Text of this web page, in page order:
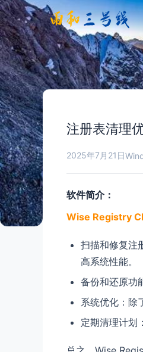
注册表清理
2025年7月21日
软件简介：
Wise Registry
扫描和修复注
高系统性能。
备份和还原功
系统优化：除
定期清理计划